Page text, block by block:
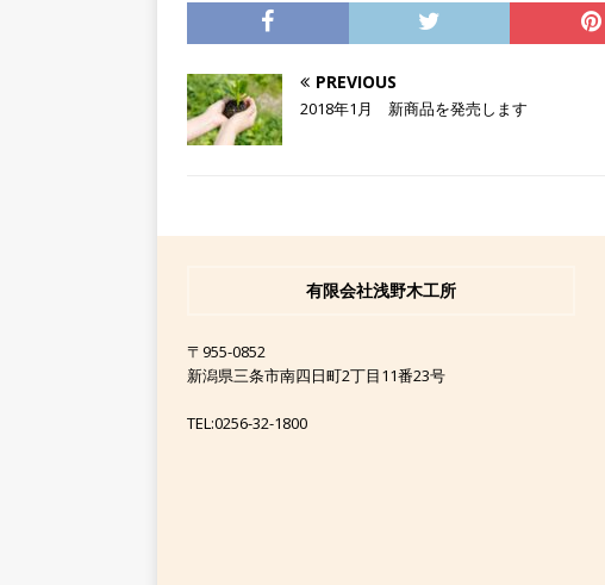
PREVIOUS
2018年1月 新商品を発売します
有限会社浅野木工所
〒955-0852
新潟県三条市南四日町2丁目11番23号
TEL:0256-32-1800